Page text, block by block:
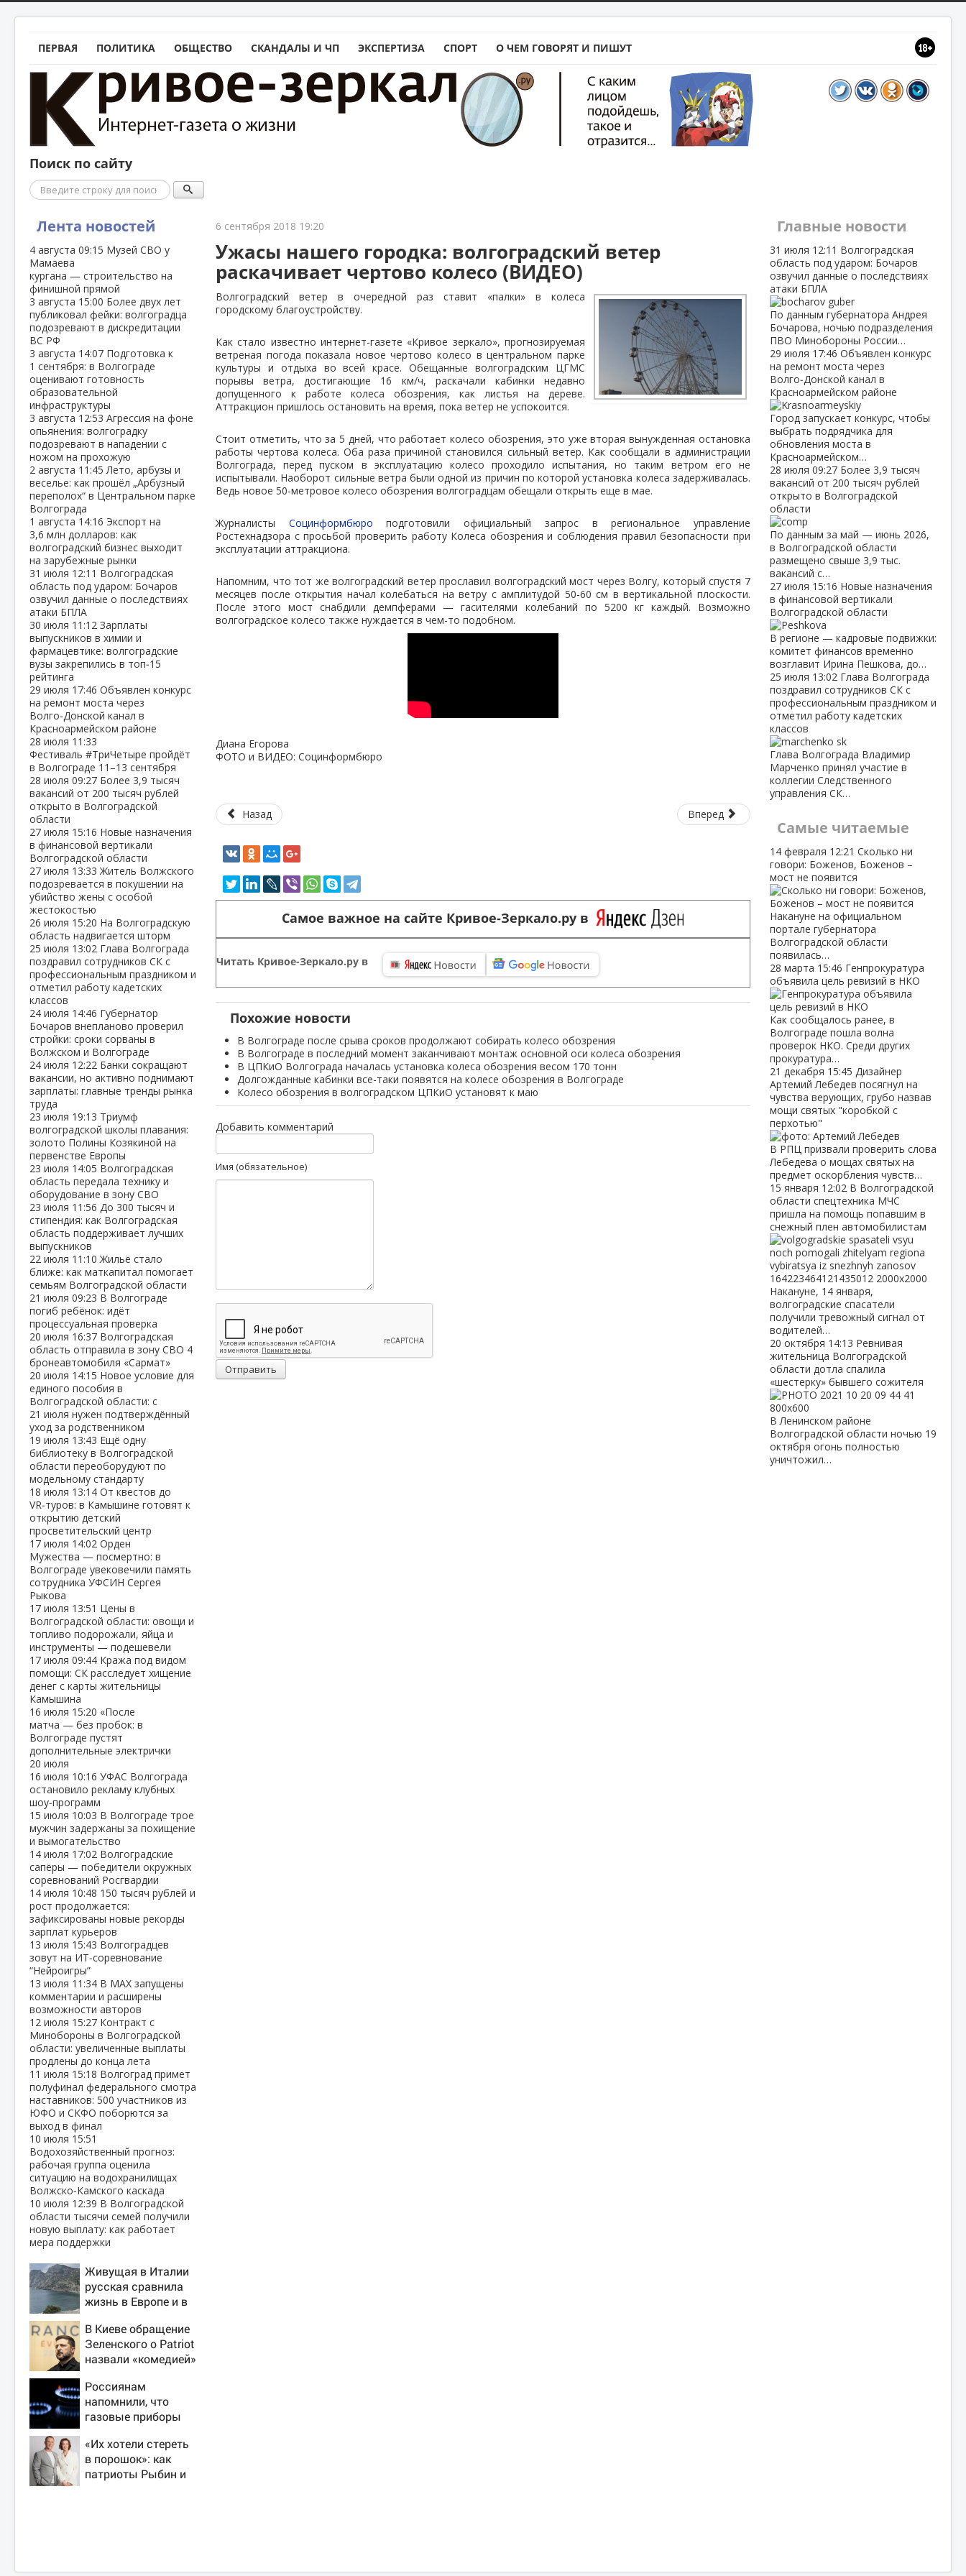
ПЕРВАЯ ПОЛИТИКА ОБЩЕСТВО СКАНДАЛЫ И ЧП ЭКСПЕРТИЗА СПОРТ О ЧЕМ ГОВОРЯТ И ПИШУТ
Поиск по сайту
Поиск
Лента новостей
4 августа 09:15 Музей СВО у
Мамаева
кургана — строительство на
финишной прямой
3 августа 15:00 Более двух лет
публиковал фейки: волгоградца
подозревают в дискредитации
ВС РФ
3 августа 14:07 Подготовка к
1 сентября: в Волгограде
оценивают готовность
образовательной
инфраструктуры
3 августа 12:53 Агрессия на фоне
опьянения: волгоградку
подозревают в нападении с
ножом на прохожую
2 августа 11:45Лето, арбузы и
веселье: как прошёл „Арбузный
переполох“ в Центральном парке
Волгограда
1 августа 14:16 Экспорт на
3,6 млн долларов: как
волгоградский бизнес выходит
на зарубежные рынки
31 июля 12:11 Волгоградская
область под ударом: Бочаров
озвучил данные о последствиях
атаки БПЛА
30 июля 11:12 Зарплаты
выпускников в химии и
фармацевтике: волгоградские
вузы закрепились в топ‑15
рейтинга
29 июля 17:46 Объявлен конкурс
на ремонт моста через
Волго‑Донской канал в
Красноармейском районе
28 июля 11:33
Фестиваль #ТриЧетыре пройдёт
в Волгограде 11–13 сентября
28 июля 09:27 Более 3,9 тысяч
вакансий от 200 тысяч рублей
открыто в Волгоградской
области
27 июля 15:16 Новые назначения
в финансовой вертикали
Волгоградской области
27 июля 13:33Житель Волжского
подозревается в покушении на
убийство жены с особой
жестокостью
26 июля 15:20 На Волгоградскую
область надвигается шторм
25 июля 13:02 Глава Волгограда
поздравил сотрудников СК с
профессиональным праздником и
отметил работу кадетских
классов
24 июля 14:46 Губернатор
Бочаров внепланово проверил
стройки: сроки сорваны в
Волжском и Волгограде
24 июля 12:22 Банки сокращают
вакансии, но активно поднимают
зарплаты: главные тренды рынка
труда
23 июля 19:13 Триумф
волгоградской школы плавания:
золото Полины Козякиной на
первенстве Европы
23 июля 14:05 Волгоградская
область передала технику и
оборудование в зону СВО
23 июля 11:56 До 300 тысяч и
стипендия: как Волгоградская
область поддерживает лучших
выпускников
22 июля 11:10Жильё стало
ближе: как маткапитал помогает
семьям Волгоградской области
21 июля 09:23 В Волгограде
погиб ребёнок: идёт
процессуальная проверка
20 июля 16:37 Волгоградская
область отправила в зону СВО 4
бронеавтомобиля «Сармат»
20 июля 14:15 Новое условие для
единого пособия в
Волгоградской области: с
21 июля нужен подтверждённый
уход за родственником
19 июля 13:43 Ещё одну
библиотеку в Волгоградской
области переоборудуют по
модельному стандарту
18 июля 13:14 От квестов до
VR‑туров: в Камышине готовят к
открытию детский
просветительский центр
17 июля 14:02 Орден
Мужества — посмертно: в
Волгограде увековечили память
сотрудника УФСИН Сергея
Рыкова
17 июля 13:51 Цены в
Волгоградской области: овощи и
топливо подорожали, яйца и
инструменты — подешевели
17 июля 09:44 Кража под видом
помощи: СК расследует хищение
денег с карты жительницы
Камышина
16 июля 15:20 «После
матча — без пробок: в
Волгограде пустят
дополнительные электрички
20 июля
16 июля 10:16 УФАС Волгограда
остановило рекламу клубных
шоу‑программ
15 июля 10:03 В Волгограде трое
мужчин задержаны за похищение
и вымогательство
14 июля 17:02 Волгоградские
сапёры — победители окружных
соревнований Росгвардии
14 июля 10:48 150 тысяч рублей и
рост продолжается:
зафиксированы новые рекорды
зарплат курьеров
13 июля 15:43 Волгоградцев
зовут на ИТ‑соревнование
“Нейроигры”
13 июля 11:34 В МАХ запущены
комментарии и расширены
возможности авторов
12 июля 15:27 Контракт с
Минобороны в Волгоградской
области: увеличенные выплаты
продлены до конца лета
11 июля 15:18 Волгоград примет
полуфинал федерального смотра
наставников: 500 участников из
ЮФО и СКФО поборются за
выход в финал
10 июля 15:51
Водохозяйственный прогноз:
рабочая группа оценила
ситуацию на водохранилищах
Волжско‑Камского каскада
10 июля 12:39 В Волгоградской
области тысячи семей получили
новую выплату: как работает
мера поддержки
Живущая в Италии
русская сравнила
жизнь в Европе и в
В Киеве обращение
Зеленского о Patriot
назвали «комедией»
Россиянам
напомнили, что
газовые приборы
ремонтировать
самостоятельно
«Их хотели стереть
в порошок»: как
патриоты Рыбин и
6 сентября 2018 19:20
Ужасы нашего городка: волгоградский ветер
раскачивает чертово колесо (ВИДЕО)
Волгоградский ветер в очередной раз ставит «палки» в колеса
городскому благоустройству.
Как стало известно интернет-газете «Кривое зеркало», прогнозируемая
ветреная погода показала новое чертово колесо в центральном парке
культуры и отдыха во всей красе. Обещанные волгоградским ЦГМС
порывы ветра, достигающие 16 км/ч, раскачали кабинки недавно
допущенного к работе колеса обозрения, как листья на дереве.
Аттракцион пришлось остановить на время, пока ветер не успокоится.
Стоит отметить, что за 5 дней, что работает колесо обозрения, это уже вторая вынужденная остановка
работы чертова колеса. Оба раза причиной становился сильный ветер. Как сообщали в администрации
Волгограда, перед пуском в эксплуатацию колесо проходило испытания, но таким ветром его не
испытывали. Наоборот сильные ветра были одной из причин по которой установка колеса задерживалась.
Ведь новое 50-метровое колесо обозрения волгоградцам обещали открыть еще в мае.
Журналисты Социнформбюро подготовили официальный запрос в региональное управление
Ростехнадзора с просьбой проверить работу Колеса обозрения и соблюдения правил безопасности при
эксплуатации аттракциона.
Напомним, что тот же волгоградский ветер прославил волгоградский мост через Волгу, который спустя 7
месяцев после открытия начал колебаться на ветру с амплитудой 50-60 см в вертикальной плоскости.
После этого мост снабдили демпферами — гасителями колебаний по 5200 кг каждый. Возможно
волгоградское колесо также нуждается в чем-то подобном.
Диана Егорова
ФОТО и ВИДЕО: Социнформбюро
Назад Вперед
Самое важное на сайте Кривое-Зеркало.ру в
Читать Кривое-Зеркало.ру в
Похожие новости
В Волгограде после срыва сроков продолжают собирать колесо обозрения
В Волгограде в последний момент заканчивают монтаж основной оси колеса обозрения
В ЦПКиО Волгограда началась установка колеса обозрения весом 170 тонн
Долгожданные кабинки все-таки появятся на колесе обозрения в Волгограде
Колесо обозрения в волгоградском ЦПКиО установят к маю
Добавить комментарий
Имя (обязательное)
Отправить
Главные новости
31 июля 12:11 Волгоградская
область под ударом: Бочаров
озвучил данные о последствиях
атаки БПЛА
По данным губернатора Андрея
Бочарова, ночью подразделения
ПВО Минобороны России…
29 июля 17:46 Объявлен конкурс
на ремонт моста через
Волго‑Донской канал в
Красноармейском районе
Город запускает конкурс, чтобы
выбрать подрядчика для
обновления моста в
Красноармейском…
28 июля 09:27 Более 3,9 тысяч
вакансий от 200 тысяч рублей
открыто в Волгоградской
области
По данным за май — июнь 2026,
в Волгоградской области
размещено свыше 3,9 тыс.
вакансий с…
27 июля 15:16 Новые назначения
в финансовой вертикали
Волгоградской области
В регионе — кадровые подвижки:
комитет финансов временно
возглавит Ирина Пешкова, до…
25 июля 13:02 Глава Волгограда
поздравил сотрудников СК с
профессиональным праздником и
отметил работу кадетских
классов
Глава Волгограда Владимир
Марченко принял участие в
коллегии Следственного
управления СК…
Самые читаемые
14 февраля 12:21 Сколько ни
говори: Боженов, Боженов –
мост не появится
Накануне на официальном
портале губернатора
Волгоградской области
появилась…
28 марта 15:46 Генпрокуратура
объявила цель ревизий в НКО
Как сообщалось ранее, в
Волгограде пошла волна
проверок НКО. Среди других
прокуратура…
21 декабря 15:45 Дизайнер
Артемий Лебедев посягнул на
чувства верующих, грубо назвав
мощи святых "коробкой с
перхотью"
В РПЦ призвали проверить слова
Лебедева о мощах святых на
предмет оскорбления чувств…
15 января 12:02 В Волгоградской
области спецтехника МЧС
пришла на помощь попавшим в
снежный плен автомобилистам
Накануне, 14 января,
волгоградские спасатели
получили тревожный сигнал от
водителей…
20 октября 14:13 Ревнивая
жительница Волгоградской
области дотла спалила
«шестерку» бывшего сожителя
В Ленинском районе
Волгоградской области ночью 19
октября огонь полностью
уничтожил…